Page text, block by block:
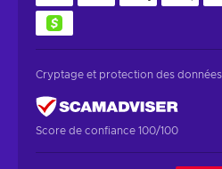
Cryptage et protection des données
Score de confiance 100/100